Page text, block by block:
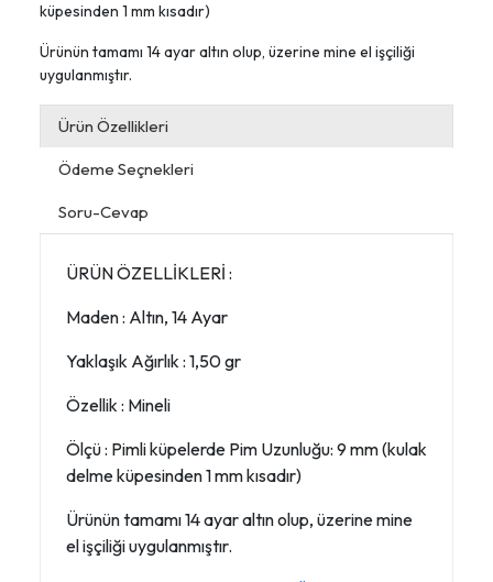
küpesinden 1 mm kısadır)
Ürünün tamamı 14 ayar altın olup, üzerine mine el işçiliği
uygulanmıştır.
Ürün Özellikleri
Ödeme Seçnekleri
Soru-Cevap
ÜRÜN ÖZELLİKLERİ :
Maden : Altın, 14 Ayar
Yaklaşık Ağırlık : 1,50 gr
Özellik : Mineli
Ölçü : Pimli küpelerde Pim Uzunluğu: 9 mm (kulak
delme küpesinden 1 mm kısadır)
Ürünün tamamı 14 ayar altın olup, üzerine mine
el işçiliği uygulanmıştır.